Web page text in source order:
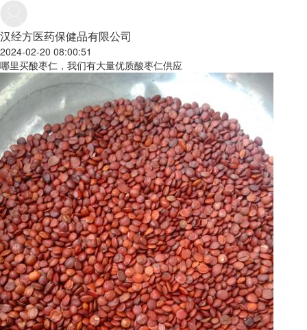
汉经方医药保健品有限公司
2024-02-20 08:00:51
哪里买酸枣仁，我们有大量优质酸枣仁供应